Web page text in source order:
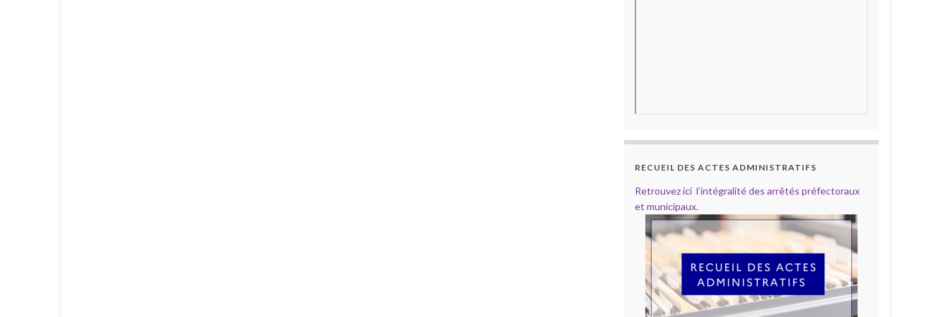
RECUEIL DES ACTES ADMINISTRATIFS
Retrouvez ici l’intégralité des arrêtés préfectoraux
et municipaux.